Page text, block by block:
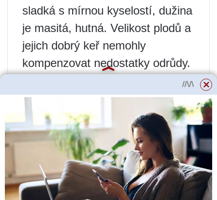
sladká s mírnou kyselostí, dužina
je masitá, hutná. Velikost plodů a
jejich dobrý keř nemohly
kompenzovat nedostatky odrůdy.
náhradní výhony, proto je velmi
náročná na chov. Odrůda se
množí především rozdělením
keře a přesazením, odstraněním
střední části rostliny, aby se z
kořenů objevily nové výhonky. Ani